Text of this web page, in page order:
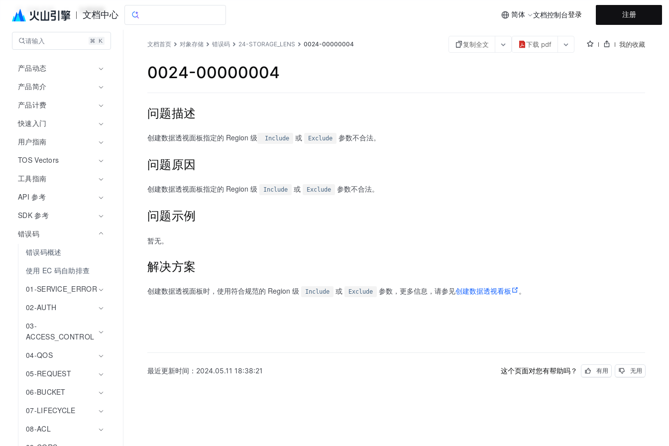
文档中心 简体 文档控制台登录 注册
对象存储 文档指南
请输入
产品动态
产品简介
产品计费
快速入门
用户指南
TOS Vectors
工具指南
API 参考
SDK 参考
错误码
错误码概述
使用 EC 码自助排查
01-SERVICE_ERROR
02-AUTH
03-
ACCESS_CONTROL
04-QOS
05-REQUEST
06-BUCKET
07-LIFECYCLE
08-ACL
文档首页 对象存储 错误码 24-STORAGE_LENS 0024-00000004 复制全文 下载 pdf 我的收藏
0024-00000004
问题描述
创建数据透视面板指定的 Region 级 Include 或 Exclude 参数不合法。
问题原因
创建数据透视面板指定的 Region 级 Include 或 Exclude 参数不合法。
问题示例
暂无。
解决方案
创建数据透视面板时，使用符合规范的 Region 级 Include 或 Exclude 参数，更多信息，请参见创建数据透视看板 。
最近更新时间： 2024.05.11 18:38:21 这个页面对您有帮助吗？ 有用 无用